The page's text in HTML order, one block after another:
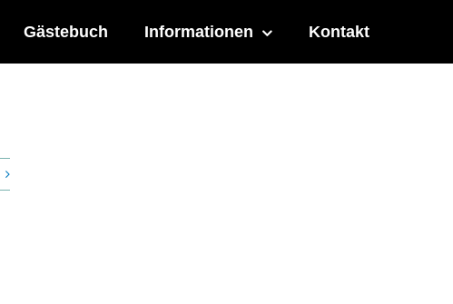
Gästebuch Informationen Kontakt